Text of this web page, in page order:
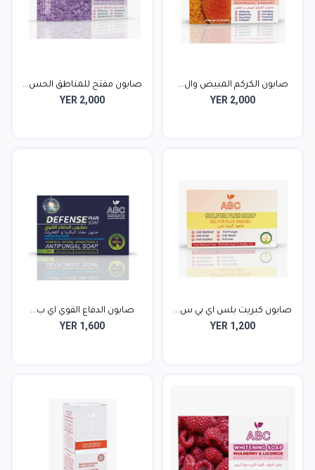
صابون الكركم المبيض وال...
YER 2,000
صابون مفتح للمناطق الحس...
YER 2,000
صابون كبريت بلس اي بي س...
YER 1,200
صابون الدفاع القوي اي ب...
YER 1,600